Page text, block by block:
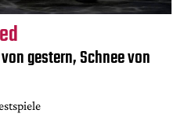
gestern, Schnee von